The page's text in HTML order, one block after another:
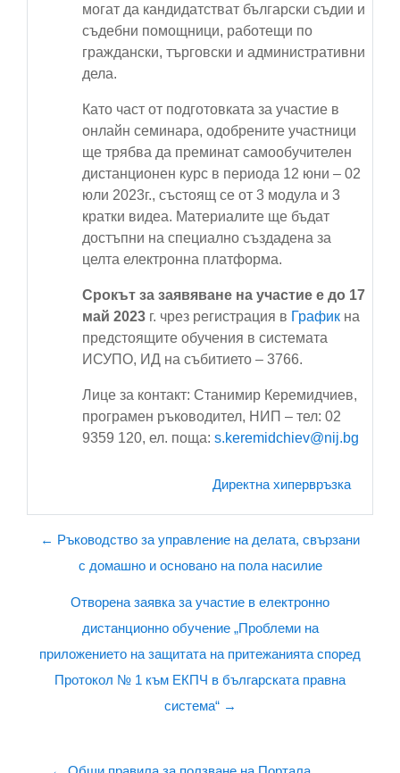
могат да кандидатстват български съдии и
съдебни помощници, работещи по
граждански, търговски и административни
дела.
Като част от подготовката за участие в
онлайн семинара, одобрените участници
ще трябва да преминат самообучителен
дистанционен курс в периода 12 юни – 02
юли 2023г., състоящ се от 3 модула и 3
кратки видеа. Материалите ще бъдат
достъпни на специално създадена за
целта електронна платформа.
Срокът за заявяване на участие е до 17
май 2023 г. чрез регистрация в График на
предстоящите обучения в системата
ИСУПО, ИД на събитието – 3766.
Лице за контакт: Станимир Керемидчиев,
програмен ръководител, НИП – тел: 02
9359 120, ел. поща: s.keremidchiev@nij.bg
Директна хипервръзка
← Ръководство за управление на делата, свързани
с домашно и основано на пола насилие
Отворена заявка за участие в електронно
дистанционно обучение „Проблеми на
приложението на защитата на притежанията според
Протокол № 1 към ЕКПЧ в българската правна
система“ →